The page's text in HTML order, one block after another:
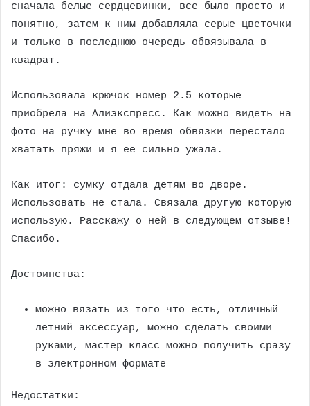
сначала белые сердцевинки, все было просто и
понятно, затем к ним добавляла серые цветочки
и только в последнюю очередь обвязывала в
квадрат.
Использовала крючок номер 2.5 которые
приобрела на Алиэкспресс. Как можно видеть на
фото на ручку мне во время обвязки перестало
хватать пряжи и я ее сильно ужала.
Как итог: сумку отдала детям во дворе.
Использовать не стала. Связала другую которую
использую. Расскажу о ней в следующем отзыве!
Спасибо.
Достоинства:
можно вязать из того что есть, отличный
летний аксессуар, можно сделать своими
руками, мастер класс можно получить сразу
в электронном формате
Недостатки: